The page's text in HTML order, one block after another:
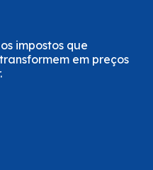
impostos que
em preços